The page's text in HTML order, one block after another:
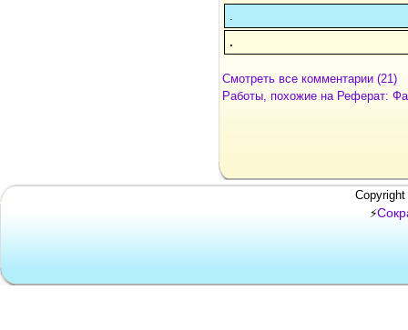
.
Смотреть все комментарии (21)
Работы, похожие на Реферат:
⚡